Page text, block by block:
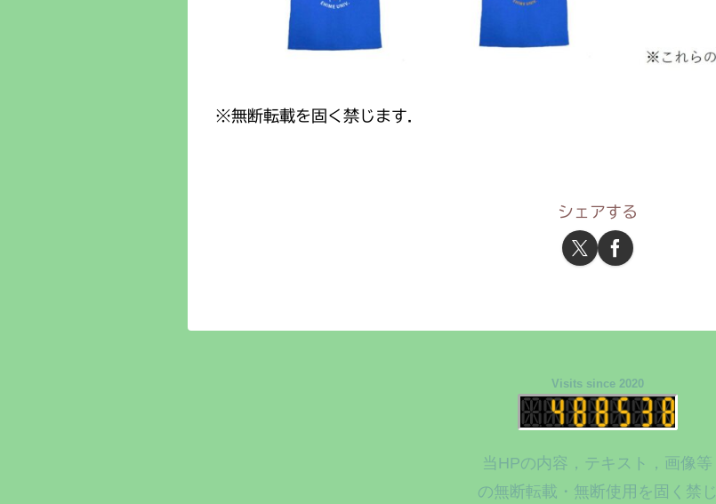
※無断転載を固く禁じます．
シェアする
Visits since 2020
当HPの内容，テキスト，画像等
の無断転載・無断使用を固く禁じ